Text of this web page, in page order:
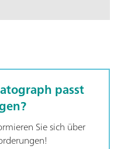
passt
Sie sich über